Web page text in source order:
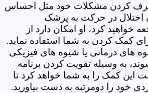
کردن مشکلات خود مثل احساس
اختلال در حرکت به پزشک
خواهید کرد، او امکان دارد از
کمک کردن به شما استفاده نماید.
های درمانی یا شیوه های فیزیکی
به وسیله تقویت کردن برنامه
این کمک را به شما خواهد کرد تا
خود را دومرتبه به دست بیاورید.